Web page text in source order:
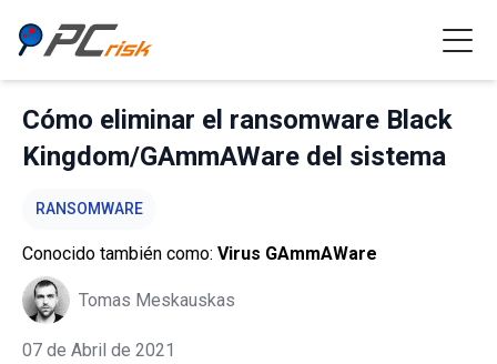
Cómo eliminar el ransomware Black
Kingdom/GAmmAWare del sistema
RANSOMWARE
Conocido también como: Virus GAmmAWare
Tomas Meskauskas
07 de Abril de 2021